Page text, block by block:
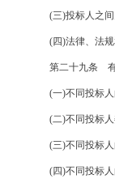
(三)投标人之间
(四)法律、法规
第二十九条 有
(一)不同投标人
(二)不同投标人
(三)不同投标人
(四)不同投标人